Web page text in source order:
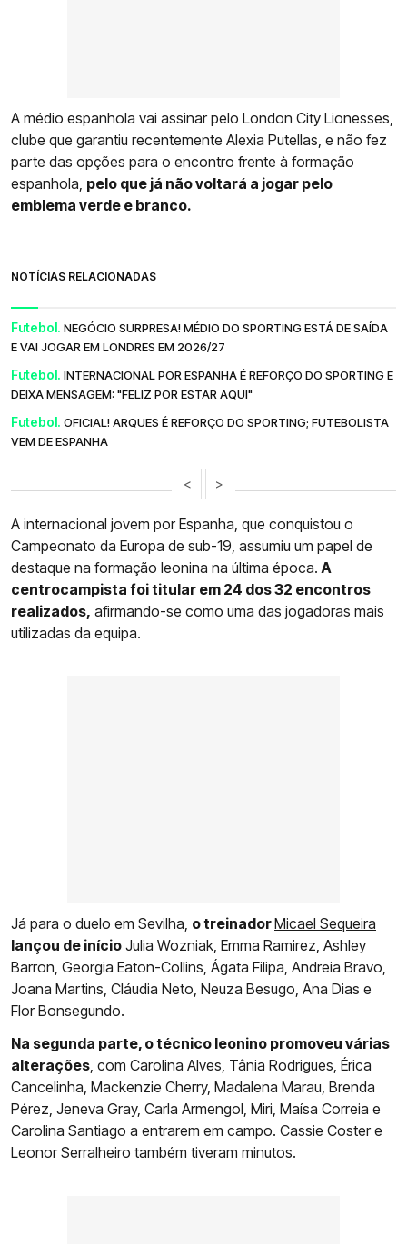
A médio espanhola vai assinar pelo London City Lionesses,
clube que garantiu recentemente Alexia Putellas, e não fez
parte das opções para o encontro frente à formação
espanhola, pelo que já não voltará a jogar pelo
emblema verde e branco.
NOTÍCIAS RELACIONADAS
Futebol. NEGÓCIO SURPRESA! MÉDIO DO SPORTING ESTÁ DE SAÍDA
E VAI JOGAR EM LONDRES EM 2026/27
Futebol. INTERNACIONAL POR ESPANHA É REFORÇO DO SPORTING E
DEIXA MENSAGEM: "FELIZ POR ESTAR AQUI"
Futebol. OFICIAL! ARQUES É REFORÇO DO SPORTING; FUTEBOLISTA
VEM DE ESPANHA
< >
A internacional jovem por Espanha, que conquistou o
Campeonato da Europa de sub-19, assumiu um papel de
destaque na formação leonina na última época. A
centrocampista foi titular em 24 dos 32 encontros
realizados, afirmando-se como uma das jogadoras mais
utilizadas da equipa.
Já para o duelo em Sevilha, o treinadorMicael Sequeira
lançou de início Julia Wozniak, Emma Ramirez, Ashley
Barron, Georgia Eaton-Collins, Ágata Filipa, Andreia Bravo,
Joana Martins, Cláudia Neto, Neuza Besugo, Ana Dias e
Flor Bonsegundo.
Na segunda parte, o técnico leonino promoveu várias
alterações , com Carolina Alves, Tânia Rodrigues, Érica
Cancelinha, Mackenzie Cherry, Madalena Marau, Brenda
Pérez, Jeneva Gray, Carla Armengol, Miri, Maísa Correia e
Carolina Santiago a entrarem em campo. Cassie Coster e
Leonor Serralheiro também tiveram minutos.